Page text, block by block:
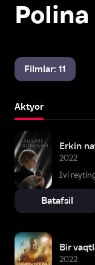
Filmlar: 11
Aktyor
Erkin
2022
Ivi
Batafsil
Bir
2022